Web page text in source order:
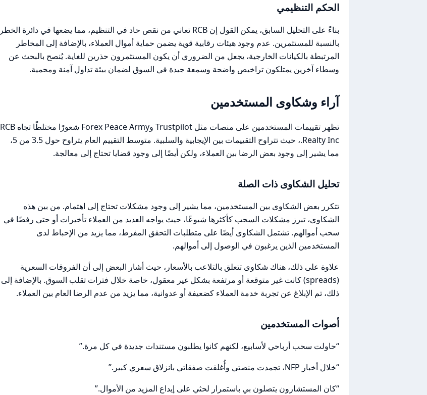
الحكم التنظيمي
بناءً على التحليل السابق، يمكن القول إن RCB تعاني من نقص حاد في التنظيم، مما يضعها في دائرة الخطر
بالنسبة للمستثمرين. عدم وجود هيئات رقابية قوية يضمن حماية أموال العملاء، بالإضافة إلى المخاطر
المرتبطة بالكيانات الخارجية، يجعل من الضروري أن يكون المستثمرون حذرين للغاية. يُنصح بالبحث عن
وسطاء آخرين يمتلكون تراخيص واضحة وسمعة جيدة في السوق لضمان بيئة تداول آمنة ومحمية.
آراء وشكاوى المستخدمين
تظهر تقييمات المستخدمين على منصات مثل Trustpilot وForex Peace Army شعورًا مختلطًا تجاه RCB
Realty Inc.، حيث تتراوح التقييمات بين الإيجابية والسلبية. متوسط التقييم العام يتراوح حول 3.5 من 5،
مما يشير إلى وجود بعض الرضا بين العملاء، ولكن أيضًا إلى وجود قضايا تحتاج إلى معالجة.
تحليل الشكاوى ذات الصلة
تتكرر بعض الشكاوى بين المستخدمين، مما يشير إلى وجود مشكلات تحتاج إلى اهتمام. من بين هذه
الشكاوى، تبرز مشكلات السحب كأكثرها شيوعًا، حيث يواجه العديد من العملاء تأخيرات أو حتى رفضًا في
سحب أموالهم. تشتمل الشكاوى أيضًا على متطلبات التحقق المفرط، مما يزيد من الإحباط لدى
المستخدمين الذين يرغبون في الوصول إلى أموالهم.
علاوة على ذلك، هناك شكاوى تتعلق بالتلاعب بالأسعار، حيث أشار البعض إلى أن الفروقات السعرية
(spreads) كانت غير متوقعة أو مرتفعة بشكل غير معقول، خاصة خلال فترات تقلب السوق. بالإضافة إلى
ذلك، تم الإبلاغ عن تجربة خدمة العملاء كضعيفة أو عدوانية، مما يزيد من عدم الرضا العام بين العملاء.
أصوات المستخدمين
“حاولت سحب أرباحي لأسابيع، لكنهم كانوا يطلبون مستندات جديدة في كل مرة.”
“خلال أخبار NFP، تجمدت منصتي وأُغلقت صفقاتي بانزلاق سعري كبير.”
“كان المستشارون يتصلون بي باستمرار لحثي على إيداع المزيد من الأموال.”